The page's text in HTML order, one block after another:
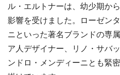
ル・エルトナーは、幼少期か
影響を受けました。ローゼン
ニといった著名ブランドの専
ア人デザイナー、リノ・サバ
ンドロ・メンディーニとも緊